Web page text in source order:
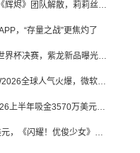
腾讯曝百亿收购案，《辉烬》团队解散，莉莉丝新作曝光｜陀螺周报
，“存量之战”更焦灼了
三七网易Avia放假看世界杯决赛，紫龙新品曝光，米哈游新作上线 | 陀螺周报
暑期档新作扎堆，BW2026全球人气火爆，微软XBOX大裁员|陀螺周报
《皮克敏 Bloom》2026上半年吸金3570万美元，中国台湾成最大市场
出海首年营收超1亿美元，《闪耀！优俊少女》美国市场占比达七成